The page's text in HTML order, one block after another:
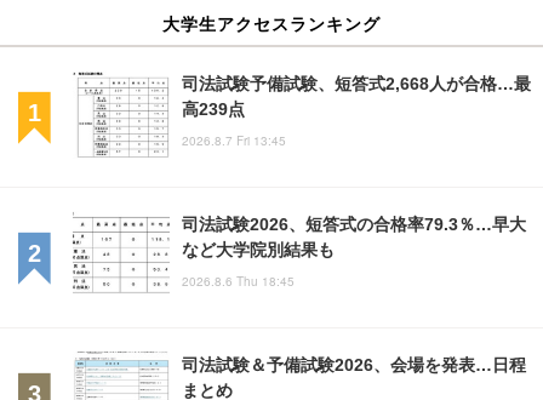
大学生アクセスランキング
司法試験予備試験、短答式2,668人が合格…最
高239点
2026.8.7 Fri 13:45
司法試験2026、短答式の合格率79.3％…早大
など大学院別結果も
2026.8.6 Thu 18:45
司法試験＆予備試験2026、会場を発表…日程
まとめ